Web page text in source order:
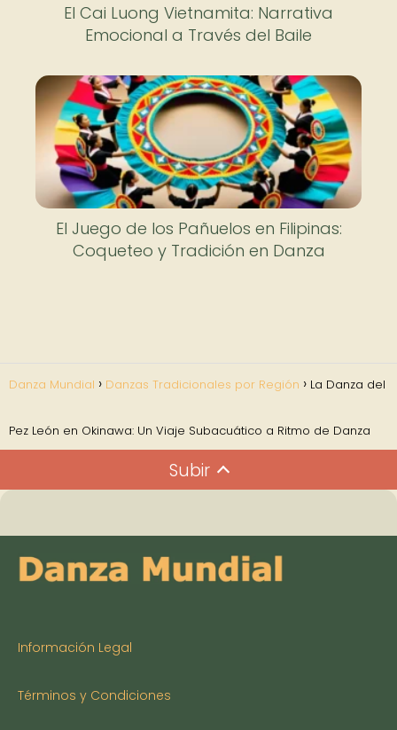
El Cai Luong Vietnamita: Narrativa
Emocional a Través del Baile
El Juego de los Pañuelos en Filipinas:
Coqueteo y Tradición en Danza
Danza Mundial Danzas Tradicionales por Región La Danza del
Pez León en Okinawa: Un Viaje Subacuático a Ritmo de Danza
Subir
Información Legal
Términos y Condiciones